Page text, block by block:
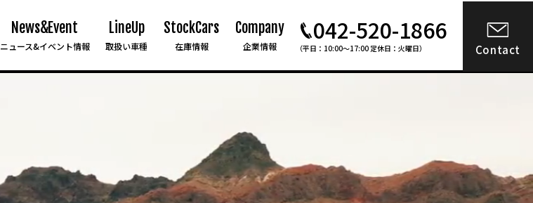
News&Event
ニュース&イベント情報
LineUp
取扱い車種
StockCars
在庫情報
Company
企業情報
042-520-1866
（平日：10:00〜17:00 定休日：火曜日） Contact